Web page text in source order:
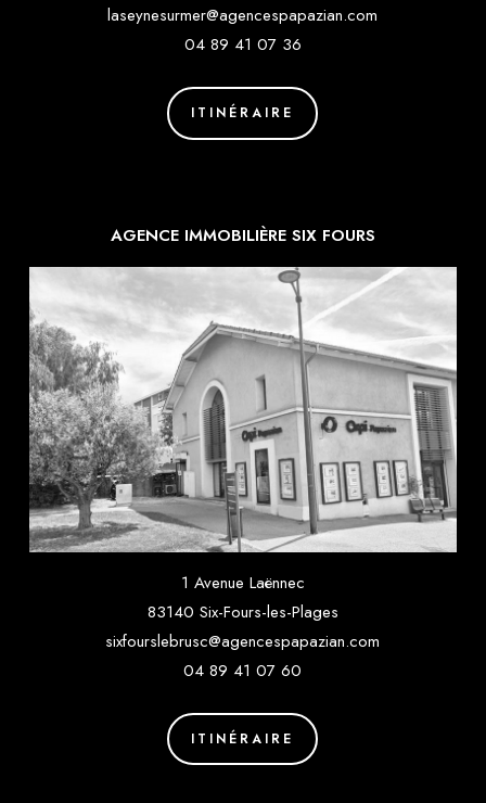
laseynesurmer@agencespapazian.com
04 89 41 07 36
ITINÉRAIRE
AGENCE IMMOBILIÈRE SIX FOURS
1 Avenue Laënnec
83140 Six-Fours-les-Plages
sixfourslebrusc@agencespapazian.com
04 89 41 07 60
ITINÉRAIRE